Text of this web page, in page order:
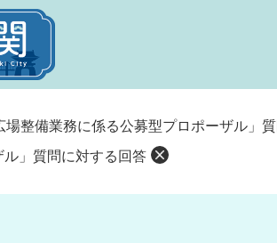
場整備業務に係る公募型プロポーザル」
ル」質問に対する回答